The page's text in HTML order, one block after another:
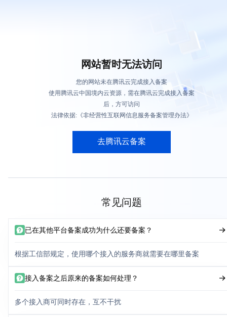
网站暂时无法访问
您的网站未在腾讯云完成接入备案
使用腾讯云中国境内云资源，需在腾讯云完成接入备案
后，方可访问
法律依据:《非经营性互联网信息服务备案管理办法》
去腾讯云备案
常见问题
已在其他平台备案成功为什么还要备案？
根据工信部规定，使用哪个接入的服务商就需要在哪里备案
接入备案之后原来的备案如何处理？
多个接入商可同时存在，互不干扰